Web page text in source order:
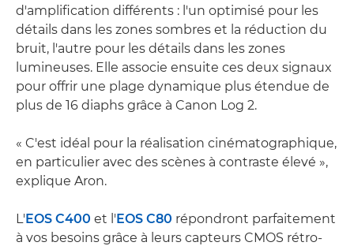
d'amplification différents : l'un optimisé pour les
détails dans les zones sombres et la réduction du
bruit, l'autre pour les détails dans les zones
lumineuses. Elle associe ensuite ces deux signaux
pour offrir une plage dynamique plus étendue de
plus de 16 diaphs grâce à Canon Log 2.
« C'est idéal pour la réalisation cinématographique,
en particulier avec des scènes à contraste élevé »,
explique Aron.
L'EOS C400 et l'EOS C80 répondront parfaitement
à vos besoins grâce à leurs capteurs CMOS rétro-